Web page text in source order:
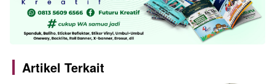
Artikel Terkait